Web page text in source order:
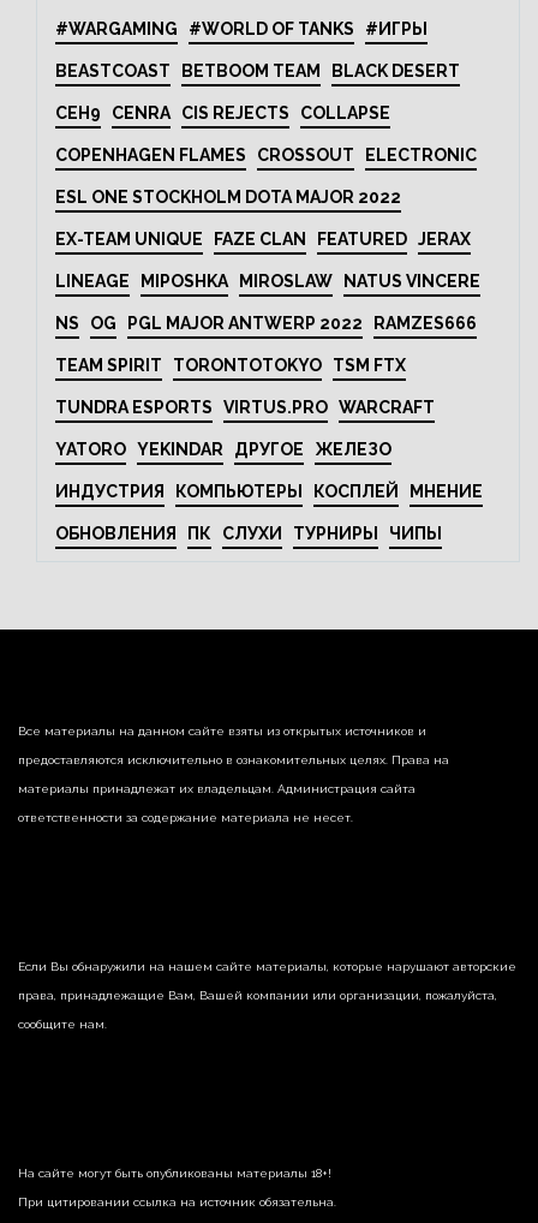
#WARGAMING #WORLD OF TANKS #ИГРЫ
BEASTCOAST BETBOOM TEAM BLACK DESERT
CEH9 CENRA CIS REJECTS COLLAPSE
COPENHAGEN FLAMES CROSSOUT ELECTRONIC
ESL ONE STOCKHOLM DOTA MAJOR 2022
EX-TEAM UNIQUE FAZE CLAN FEATURED JERAX
LINEAGE MIPOSHKA MIROSLAW NATUS VINCERE
NS OG PGL MAJOR ANTWERP 2022 RAMZES666
TEAM SPIRIT TORONTOTOKYO TSM FTX
TUNDRA ESPORTS VIRTUS.PRO WARCRAFT
YATORO YEKINDAR ДРУГОЕ ЖЕЛЕЗО
ИНДУСТРИЯ КОМПЬЮТЕРЫ КОСПЛЕЙ МНЕНИЕ
ОБНОВЛЕНИЯ ПК СЛУХИ ТУРНИРЫ ЧИПЫ
Все материалы на данном сайте взяты из открытых источников и
предоставляются исключительно в ознакомительных целях. Права на
материалы принадлежат их владельцам. Администрация сайта
ответственности за содержание материала не несет.
Если Вы обнаружили на нашем сайте материалы, которые нарушают авторские
права, принадлежащие Вам, Вашей компании или организации, пожалуйста,
сообщите нам.
На сайте могут быть опубликованы материалы 18+!
При цитировании ссылка на источник обязательна.